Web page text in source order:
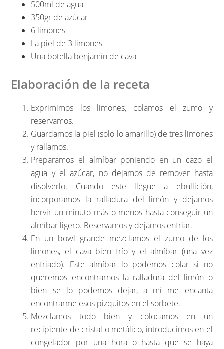
500ml de agua
350gr de azúcar
6 limones
La piel de 3 limones
Una botella benjamín de cava
Elaboración de la receta
Exprimimos los limones, colamos el zumo y
reservamos.
Guardamos la piel (solo lo amarillo) de tres limones
y rallamos.
Preparamos el almíbar poniendo en un cazo el
agua y el azúcar, no dejamos de remover hasta
disolverlo. Cuando este llegue a ebullición,
incorporamos la ralladura del limón y dejamos
hervir un minuto más o menos hasta conseguir un
almíbar ligero. Reservamos y dejamos enfriar.
En un bowl grande mezclamos el zumo de los
limones, el cava bien frío y el almíbar (una vez
enfriado). Este almíbar lo podemos colar si no
queremos encontrarnos la ralladura del limón o
bien se lo podemos dejar, a mí me encanta
encontrarme esos pizquitos en el sorbete.
Mezclamos todo bien y colocamos en un
recipiente de cristal o metálico, introducimos en el
congelador por una hora o hasta que se haya